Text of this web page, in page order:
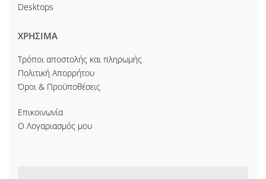
Desktops
ΧΡΗΣΙΜΑ
Τρόποι αποστολής και πληρωμής
Πολιτική Απορρήτου
Όροι & Προϋποθέσεις
Επικοινωνία
Ο Λογαριασμός μου